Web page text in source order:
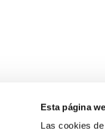
Esta página
Las cookies